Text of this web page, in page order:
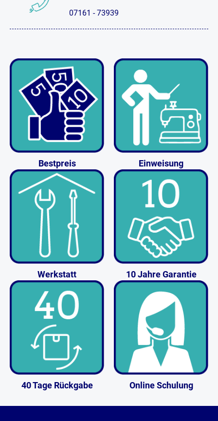
07161 - 73939
Bestpreis Einweisung
Werkstatt 10 Jahre Garantie
40 Tage Rückgabe Online Schulung